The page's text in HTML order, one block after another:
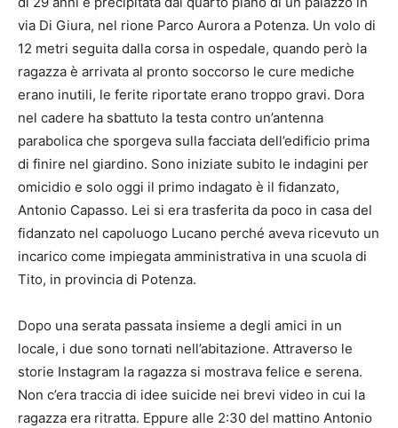
via Di Giura, nel rione Parco Aurora a Potenza. Un volo di
12 metri seguita dalla corsa in ospedale, quando però la
ragazza è arrivata al pronto soccorso le cure mediche
erano inutili, le ferite riportate erano troppo gravi. Dora
nel cadere ha sbattuto la testa contro un’antenna
parabolica che sporgeva sulla facciata dell’edificio prima
di finire nel giardino. Sono iniziate subito le indagini per
omicidio e solo oggi il primo indagato è il fidanzato,
Antonio Capasso. Lei si era trasferita da poco in casa del
fidanzato nel capoluogo Lucano perché aveva ricevuto un
incarico come impiegata amministrativa in una scuola di
Tito, in provincia di Potenza.
Dopo una serata passata insieme a degli amici in un
locale, i due sono tornati nell’abitazione. Attraverso le
storie Instagram la ragazza si mostrava felice e serena.
Non c’era traccia di idee suicide nei brevi video in cui la
ragazza era ritratta. Eppure alle 2:30 del mattino Antonio